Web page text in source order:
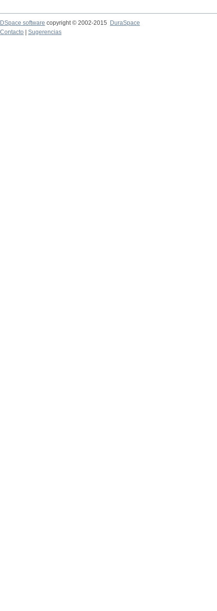
DSpace software copyright © 2002-2015
DuraSpace
Contacto
Sugerencias